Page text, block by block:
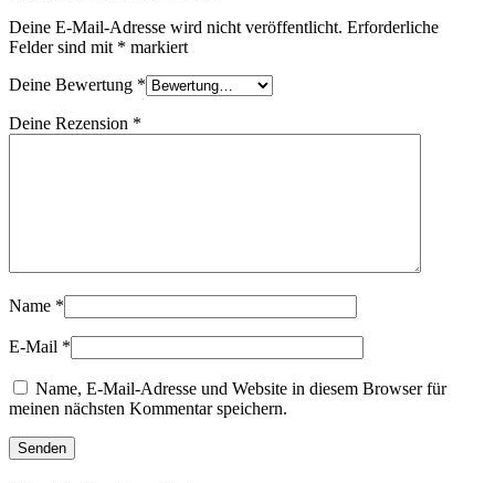
Deine E-Mail-Adresse wird nicht veröffentlicht. Erforderliche
Felder sind mit * markiert
Deine Bewertung *
Deine Rezension *
Name *
E-Mail *
Name, E-Mail-Adresse und Website in diesem Browser für
meinen nächsten Kommentar speichern.